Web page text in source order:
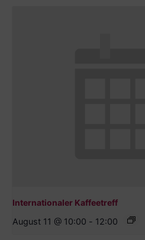
Internationaler Kaffeetreff
August 11 @ 10:00 - 12:00